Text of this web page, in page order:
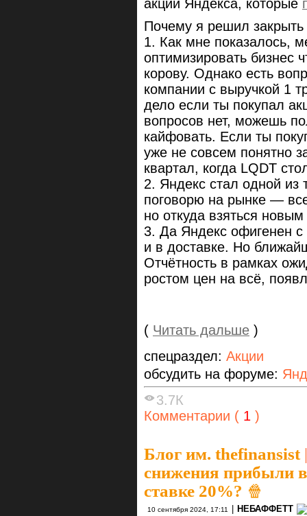
акции Яндекса, которые
Почему я решил
1. Как мне показалось,
оптимизировать бизнес
корову. Однако есть
компании с выручкой 1
дело если ты покупал
вопросов нет, можешь
кайфовать. Если ты
уже не совсем понятно
квартал, когда LQDT
2. Яндекс стал одной из
поговорю на рынке —
но откуда взяться
3. Да Яндекс офигенен с
и в доставке. Но
Отчётность в рамках
ростом цен на всё,
( Читать дальше )
спецраздел: Акции
обсудить на форуме:
3.7К
Комментарии ( 1 )
Блог им. thefinansist|
снижения прибыли
ставке 20%? 🍿
10 сентября 2024, 17:11 НЕБАФФЕТТ